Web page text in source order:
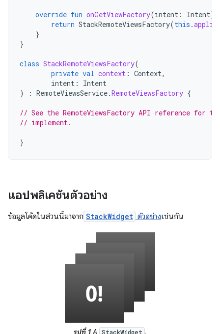
override fun onGetViewFactory(intent : Intent):
return StackRemoteViewsFactory(this .
}
}
class StackRemoteViewsFactory(
private val context : Context,
intent :
Intent
)
: RemoteViewsService.RemoteViewsFactory {
// See the RemoteViewsFactory API reference
// implement.
}
แอปพลิเคชันตัวอย่าง
ข้อมูลโค้ดในส่วนนี้มาจาก StackWidget ตัวอย่างเช่นกัน
รูปที่ 1A StackWidget .